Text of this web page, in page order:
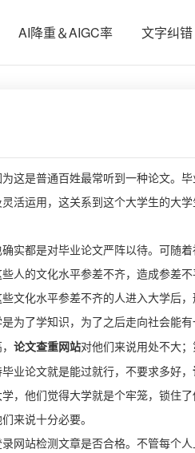
AI降重＆AIGC率 文字纠错
这是普通百姓最常听到一种论文。
活运用，这关系到这个大学生的大
实都是对毕业论文严阵以待。可随
人的文化水平参差不齐，造成参差
文化水平参差不齐的人进入大学后
为了学知识，为了之后走向社会能有
论文查重网站对他们来说用处不大
业论文就是能过就行，不要求多好，
，他们觉得大学就是个牢笼，锁住
来说十分必要。
网站检测文章是否合格。不管每个